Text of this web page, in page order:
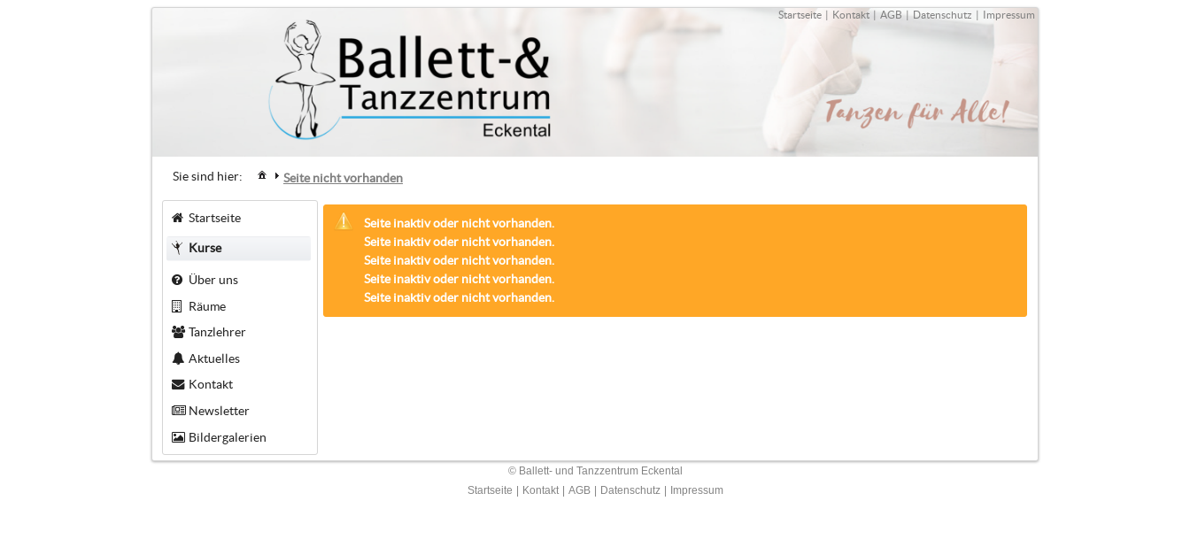
Startseite | Kontakt | AGB | Datenschutz | Impressum
Sie sind hier: Seite nicht vorhanden
Startseite
Kurse
Über uns
Räume
Tanzlehrer
Aktuelles
Kontakt
Newsletter
Bildergalerien
Seite inaktiv oder nicht vorhanden.
Seite inaktiv oder nicht vorhanden.
Seite inaktiv oder nicht vorhanden.
Seite inaktiv oder nicht vorhanden.
Seite inaktiv oder nicht vorhanden.
© Ballett- und Tanzzentrum Eckental
Startseite
Kontakt AGB Datenschutz Impressum